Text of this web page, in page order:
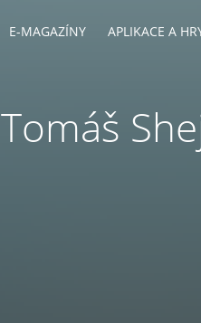
E-MAGAZÍNY APLIKACE A
Tomáš